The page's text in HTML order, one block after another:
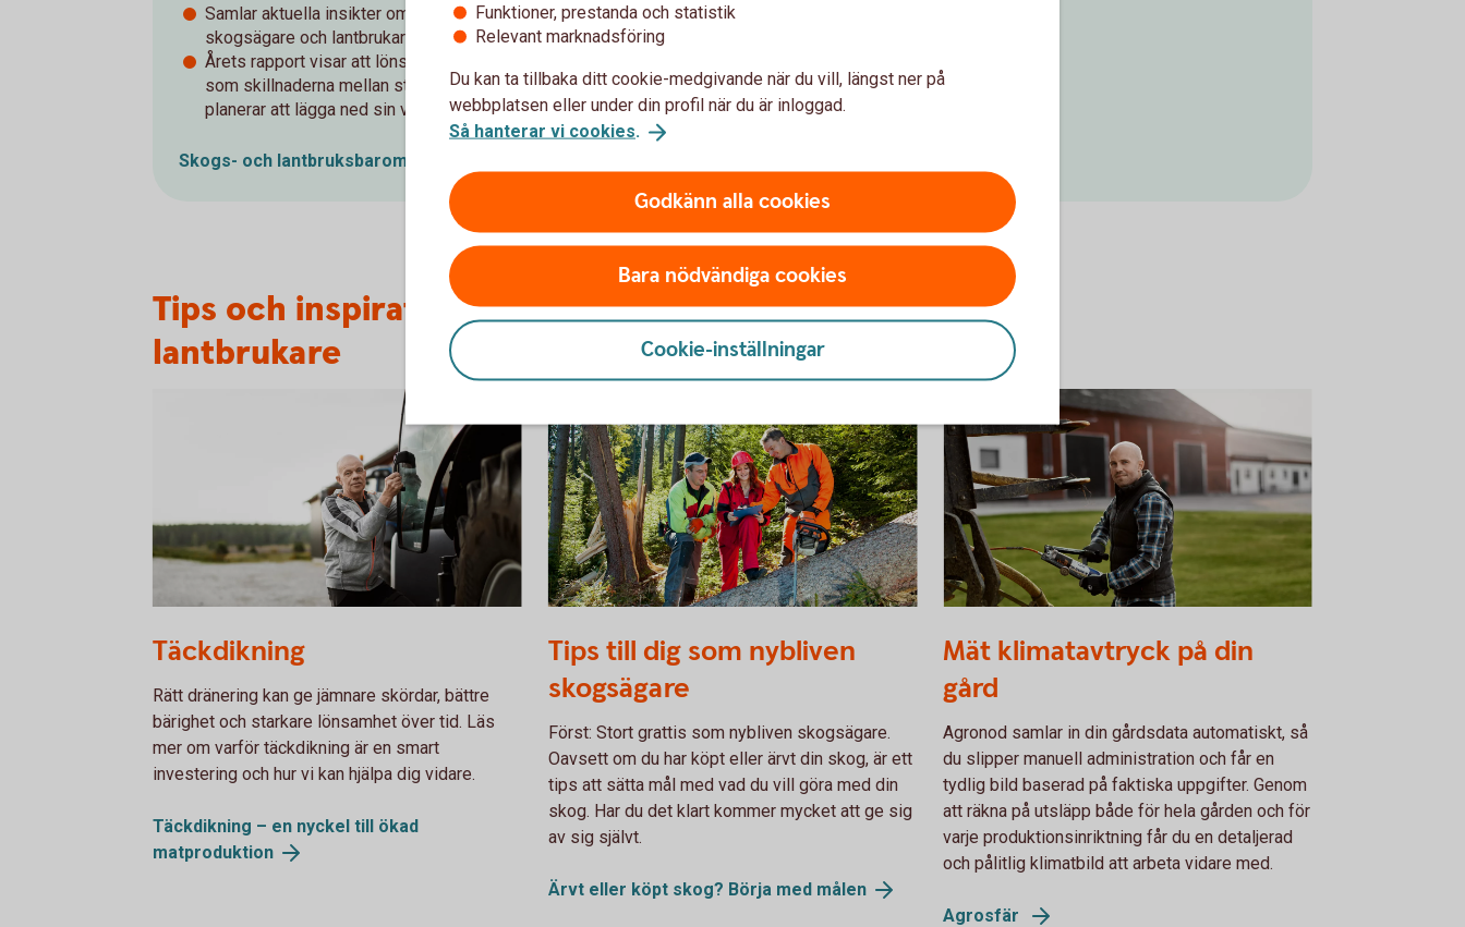
Samlar aktuella insikter om lönsamhet, investeringar och framtidstro bland svenska
skogsägare och lantbrukare.
Årets rapport visar att lönsamheten i lantbruket ligger kvar på en hög nivå samtidigt
som skillnaderna mellan stora och små gårdar ökar, där många mindre mjölkföretag nu
planerar att lägga ned sin verksamhet.
Skogs- och lantbruksbarometrar
Tips och inspiration för dig som skog- och
lantbrukare
Täckdikning
Rätt dränering kan ge jämnare skördar, bättre
bärighet och starkare lönsamhet över tid. Läs
mer om varför täckdikning är en smart
investering och hur vi kan hjälpa dig vidare.
Täckdikning – en nyckel till ökad
matproduktion
Tips till dig som nybliven
skogsägare
Först: Stort grattis som nybliven skogsägare.
Oavsett om du har köpt eller ärvt din skog, är ett
tips att sätta mål med vad du vill göra med din
skog. Har du det klart kommer mycket att ge sig
av sig självt.
Ärvt eller köpt skog? Börja med målen
Mät klimatavtryck på din
gård
Agronod samlar in din gårdsdata automatiskt, så
du slipper manuell administration och får en
tydlig bild baserad på faktiska uppgifter. Genom
att räkna på utsläpp både för hela gården och för
varje produktionsinriktning får du en detaljerad
och pålitlig klimatbild att arbeta vidare med.
Agrosfär
Funktioner, prestanda och statistik
Relevant marknadsföring
Du kan ta tillbaka ditt cookie-medgivande när du vill, längst ner på
webbplatsen eller under din profil när du är inloggad.
Så hanterar vi cookies.
Godkänn alla cookies
Bara nödvändiga cookies
Cookie-inställningar